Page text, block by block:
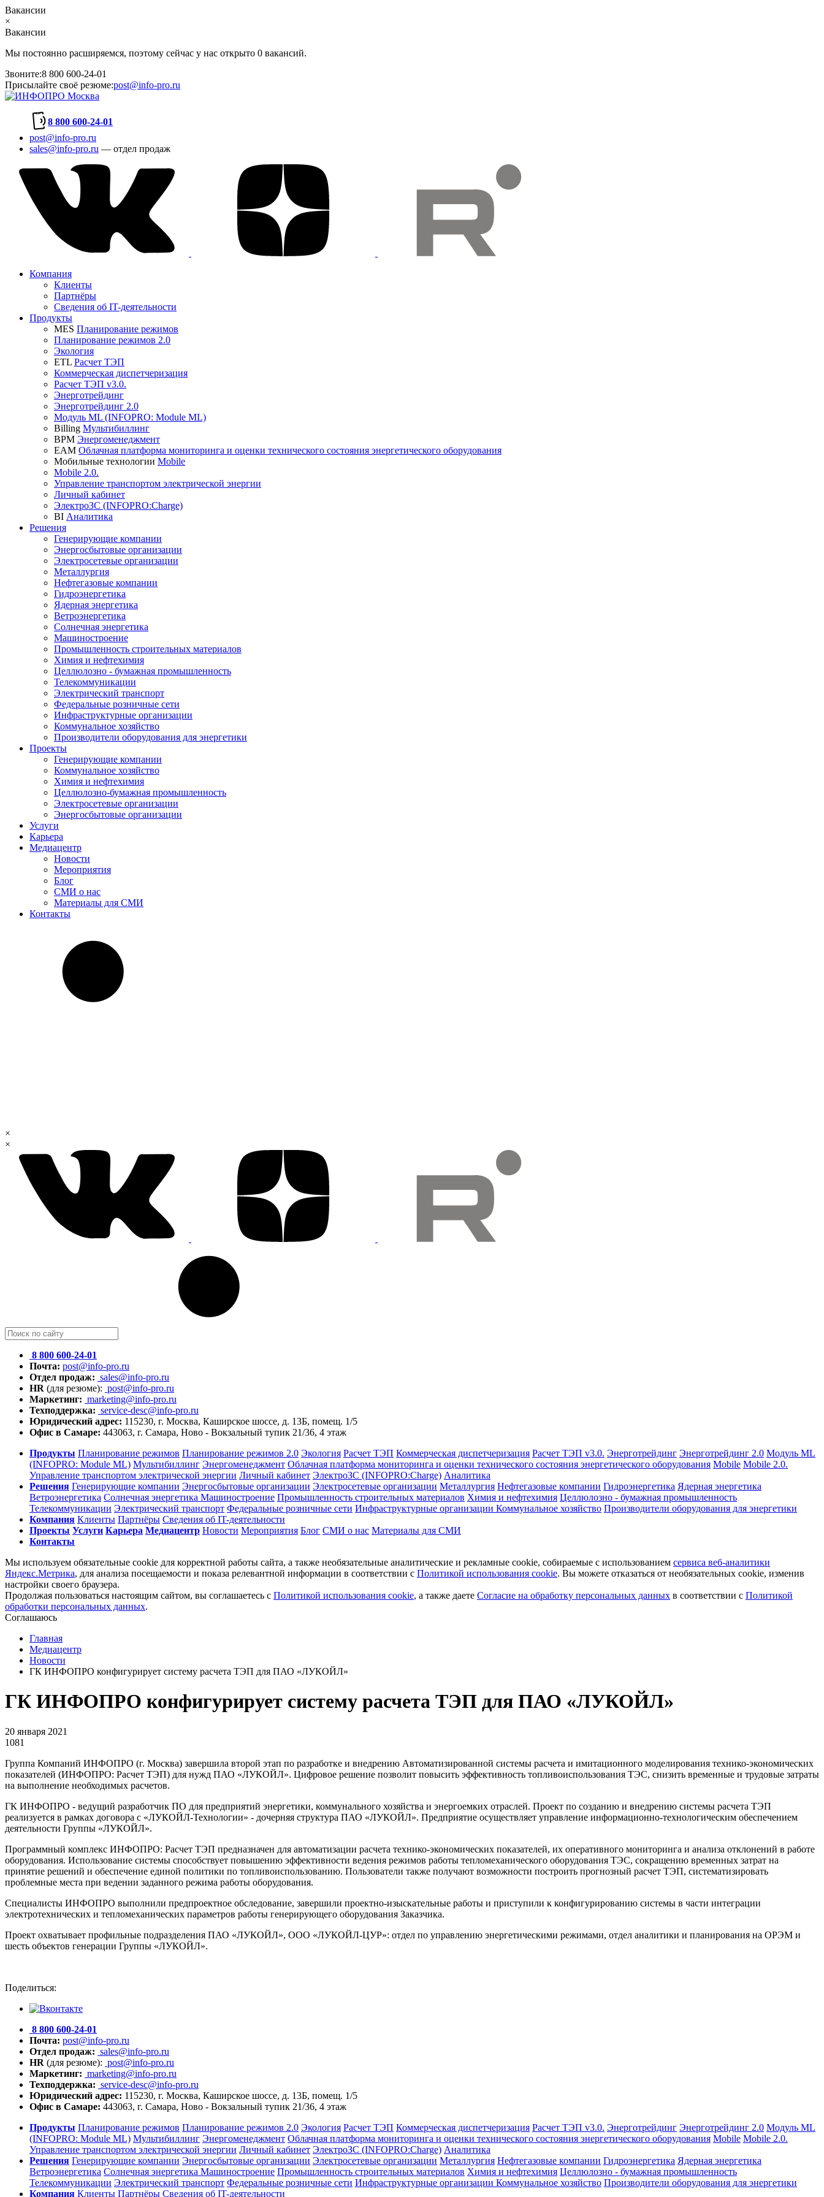
Вакансии
×
Вакансии
Мы постоянно расширяемся, поэтому сейчас у нас открыто 0 вакансий.
Звоните:8 800 600-24-01
Присылайте своё резюме:post@info-pro.ru
8 800 600-24-01
post@info-pro.ru
sales@info-pro.ru — отдел продаж
Компания
Клиенты
Партнёры
Сведения об IT-деятельности
Продукты
MES Планирование режимов
Планирование режимов 2.0
Экология
ETL Расчет ТЭП
Коммерческая диспетчеризация
Расчет ТЭП v3.0.
Энерготрейдинг
Энерготрейдинг 2.0
Модуль ML (INFOPRO: Module ML)
Billing Мультибиллинг
BPM Энергоменеджмент
EAM Облачная платформа мониторинга и оценки технического состояния энергетического оборудования
Мобильные технологии Mobile
Mobile 2.0.
Управление транспортом электрической энергии
Личный кабинет
ЭлектроЗС (INFOPRO:Charge)
BI Аналитика
Решения
Генерирующие компании
Энергосбытовые организации
Электросетевые организации
Металлургия
Нефтегазовые компании
Гидроэнергетика
Ядерная энергетика
Ветроэнергетика
Солнечная энергетика
Машиностроение
Промышленность строительных материалов
Химия и нефтехимия
Целлюлозно - бумажная промышленность
Телекоммуникации
Электрический транспорт
Федеральные розничные сети
Инфраструктурные организации
Коммунальное хозяйство
Производители оборудования для энергетики
Проекты
Генерирующие компании
Коммунальное хозяйство
Химия и нефтехимия
Целлюлозно-бумажная промышленность
Электросетевые организации
Энергосбытовые организации
Услуги
Карьера
Медиацентр
Новости
Мероприятия
Блог
СМИ о нас
Материалы для СМИ
Контакты
×
×
8 800 600-24-01
Почта: post@info-pro.ru
Отдел продаж: sales@info-pro.ru
HR (для резюме): post@info-pro.ru
Маркетинг: marketing@info-pro.ru
Техподдержка: service-desc@info-pro.ru
Юридический адрес: 115230, г. Москва, Каширское шоссе, д. 13Б, помещ. 1/5
Офис в Самаре: 443063, г. Самара, Ново - Вокзальный тупик 21/36, 4 этаж
Продукты Планирование режимов Планирование режимов 2.0 Экология Расчет ТЭП Коммерческая диспетчеризация Расчет ТЭП v3.0. Энерготрейдинг Энерготрейдинг 2.0 Модуль ML
(INFOPRO: Module ML) Мультибиллинг Энергоменеджмент Облачная платформа мониторинга и оценки технического состояния энергетического оборудования Mobile Mobile 2.0.
Управление транспортом электрической энергии Личный кабинет ЭлектроЗС (INFOPRO:Charge) Аналитика
Решения Генерирующие компании Энергосбытовые организации Электросетевые организации Металлургия Нефтегазовые компании Гидроэнергетика Ядерная энергетика
Ветроэнергетика Солнечная энергетика Машиностроение Промышленность строительных материалов Химия и нефтехимия Целлюлозно - бумажная промышленность
Телекоммуникации Электрический транспорт Федеральные розничные сети Инфраструктурные организации Коммунальное хозяйство Производители оборудования для энергетики
Компания Клиенты Партнёры Сведения об IT-деятельности
Проекты Услуги Карьера Медиацентр Новости Мероприятия Блог СМИ о нас Материалы для СМИ
Контакты
Мы используем обязательные cookie для корректной работы сайта, а также необязательные аналитические и рекламные cookie, собираемые с использованием сервиса веб-аналитики
Яндекс.Метрика, для анализа посещаемости и показа релевантной информации в соответствии с Политикой использования cookie. Вы можете отказаться от необязательных cookie, изменив
настройки своего браузера.
Продолжая пользоваться настоящим сайтом, вы соглашаетесь с Политикой использования cookie, а также даете Cогласие на обработку персональных данных в соответствии с Политикой
обработки персональных данных.
Соглашаюсь
Главная
Медиацентр
Новости
ГК ИНФОПРО конфигурирует систему расчета ТЭП для ПАО «ЛУКОЙЛ»
ГК ИНФОПРО конфигурирует систему расчета ТЭП для ПАО «ЛУКОЙЛ»
20 января 2021
1081
Группа Компаний ИНФОПРО (г. Москва) завершила второй этап по разработке и внедрению Автоматизированной системы расчета и имитационного моделирования технико-экономических
показателей (ИНФОПРО: Расчет ТЭП) для нужд ПАО «ЛУКОЙЛ». Цифровое решение позволит повысить эффективность топливоиспользования ТЭС, снизить временные и трудовые затраты
на выполнение необходимых расчетов.
ГК ИНФОПРО - ведущий разработчик ПО для предприятий энергетики, коммунального хозяйства и энергоемких отраслей. Проект по созданию и внедрению системы расчета ТЭП
реализуется в рамках договора с «ЛУКОЙЛ-Технологии» - дочерняя структура ПАО «ЛУКОЙЛ». Предприятие осуществляет управление информационно-технологическим обеспечением
деятельности Группы «ЛУКОЙЛ».
Программный комплекс ИНФОПРО: Расчет ТЭП предназначен для автоматизации расчета технико-экономических показателей, их оперативного мониторинга и анализа отклонений в работе
оборудования. Использование системы способствует повышению эффективности ведения режимов работы тепломеханического оборудования ТЭС, сокращению временных затрат на
принятие решений и обеспечение единой политики по топливоиспользованию. Пользователи также получают возможности построить прогнозный расчет ТЭП, систематизировать
проблемные места при ведении заданного режима работы оборудования.
Специалисты ИНФОПРО выполнили предпроектное обследование, завершили проектно-изыскательные работы и приступили к конфигурированию системы в части интеграции
электротехнических и тепломеханических параметров работы генерирующего оборудования Заказчика.
Проект охватывает профильные подразделения ПАО «ЛУКОЙЛ», ООО «ЛУКОЙЛ-ЦУР»: отдел по управлению энергетическими режимами, отдел аналитики и планирования на ОРЭМ и
шесть объектов генерации Группы «ЛУКОЙЛ».
Поделиться:
8 800 600-24-01
Почта: post@info-pro.ru
Отдел продаж: sales@info-pro.ru
HR (для резюме): post@info-pro.ru
Маркетинг: marketing@info-pro.ru
Техподдержка: service-desc@info-pro.ru
Юридический адрес: 115230, г. Москва, Каширское шоссе, д. 13Б, помещ. 1/5
Офис в Самаре: 443063, г. Самара, Ново - Вокзальный тупик 21/36, 4 этаж
Продукты Планирование режимов Планирование режимов 2.0 Экология Расчет ТЭП Коммерческая диспетчеризация Расчет ТЭП v3.0. Энерготрейдинг Энерготрейдинг 2.0 Модуль ML
(INFOPRO: Module ML) Мультибиллинг Энергоменеджмент Облачная платформа мониторинга и оценки технического состояния энергетического оборудования Mobile Mobile 2.0.
Управление транспортом электрической энергии Личный кабинет ЭлектроЗС (INFOPRO:Charge) Аналитика
Решения Генерирующие компании Энергосбытовые организации Электросетевые организации Металлургия Нефтегазовые компании Гидроэнергетика Ядерная энергетика
Ветроэнергетика Солнечная энергетика Машиностроение Промышленность строительных материалов Химия и нефтехимия Целлюлозно - бумажная промышленность
Телекоммуникации Электрический транспорт Федеральные розничные сети Инфраструктурные организации Коммунальное хозяйство Производители оборудования для энергетики
Компания Клиенты Партнёры Сведения об IT-деятельности